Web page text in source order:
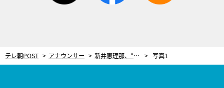
テレ朝POST アナウンサー 新井恵理那、“ゾッコン”だったアニメキャラを告白「普段は優しくて肩の力が抜けているのに…」 写真1